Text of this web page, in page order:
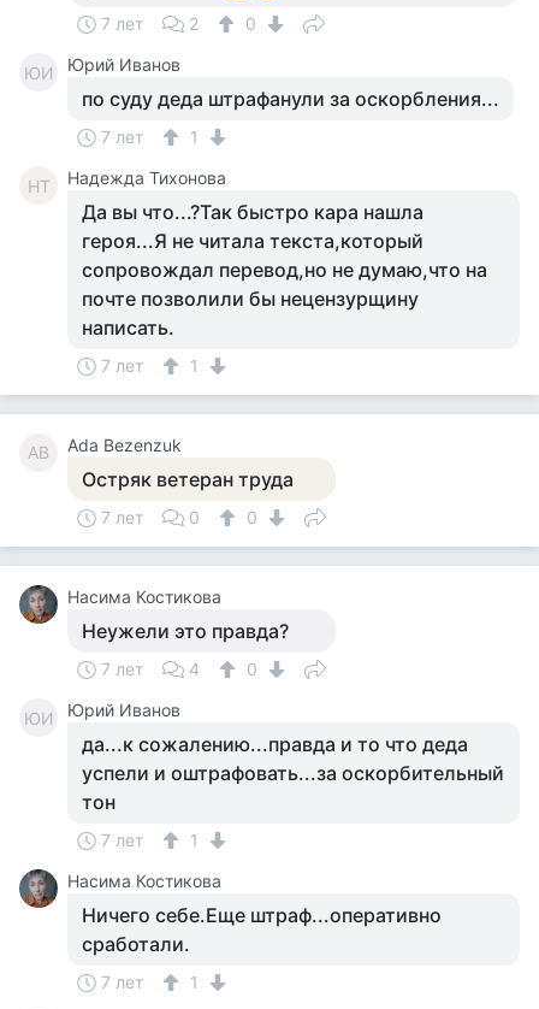
7 лет 2 0
ЮИ Юрий Иванов
по суду деда штрафанули за оскорбления...
7 лет 1
НТ Надежда Тихонова
Да вы что...?Так быстро кара нашла
героя...Я не читала текста,который
сопровождал перевод,но не думаю,что на
почте позволили бы нецензурщину
написать.
7 лет 1
AB Ada Bezenzuk
Остряк ветеран труда
7 лет 0 0
Насима Костикова
Неужели это правда?
7 лет 4 0
ЮИ Юрий Иванов
да...к сожалению...правда и то что деда
успели и оштрафовать...за оскорбительный
тон
7 лет
1
Насима Костикова
Ничего себе.Еще штраф...оперативно
сработали.
7 лет 1